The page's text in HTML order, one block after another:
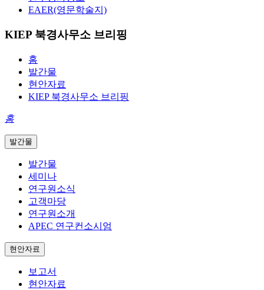
EAER(영문학술지)
KIEP 북경사무소 브리핑
홈
발간물
현안자료
KIEP 북경사무소 브리핑
홈
발간물
발간물
세미나
연구원소식
고객마당
연구원소개
APEC 연구컨소시엄
현안자료
보고서
현안자료